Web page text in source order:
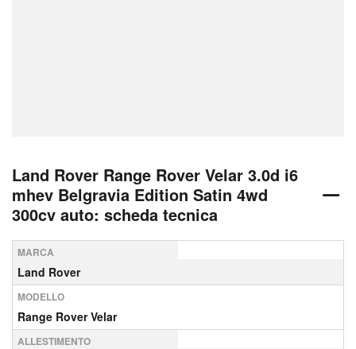
Land Rover Range Rover Velar 3.0d i6
mhev Belgravia Edition Satin 4wd
300cv auto: scheda tecnica
MARCA
Land Rover
MODELLO
Range Rover Velar
ALLESTIMENTO